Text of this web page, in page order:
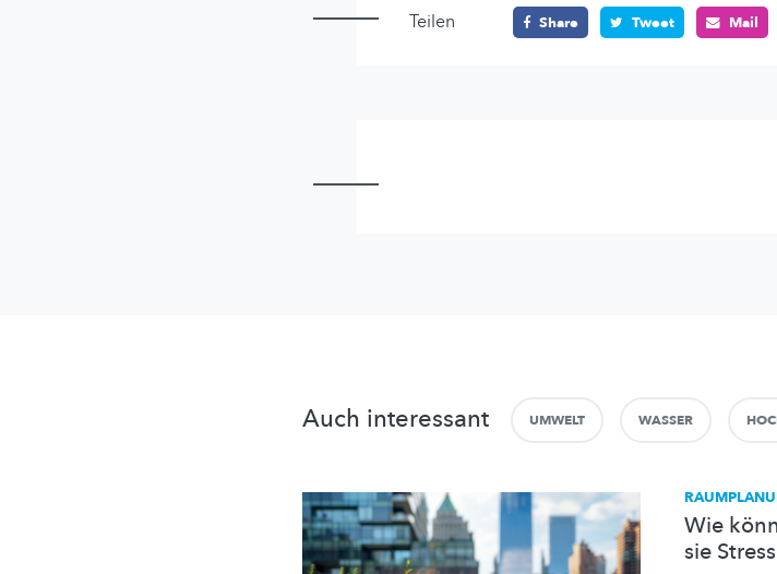
Teilen Share Tweet Mail
Auch interessant UMWELT WASSER
Wie
sie